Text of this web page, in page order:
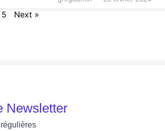
5 Next »
Newsletter